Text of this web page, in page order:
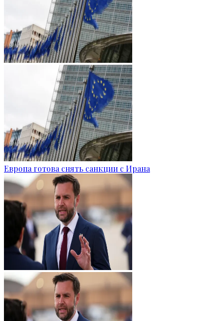
Европа готова снять санкции с Ирана